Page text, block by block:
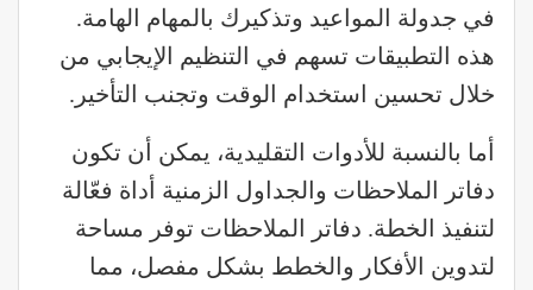
في جدولة المواعيد وتذكيرك بالمهام الهامة.
هذه التطبيقات تسهم في التنظيم الإيجابي من
خلال تحسين استخدام الوقت وتجنب التأخير.
أما بالنسبة للأدوات التقليدية، يمكن أن تكون
دفاتر الملاحظات والجداول الزمنية أداة فعّالة
لتنفيذ الخطة. دفاتر الملاحظات توفر مساحة
لتدوين الأفكار والخطط بشكل مفصل، مما